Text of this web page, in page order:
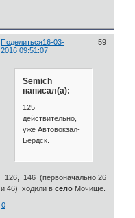
Поделиться 59
16-03-
2016 09:51:07
Semich
написал(а):
125
действительно,
уже Автовокзал-
Бердск.
126, 146 (первоначально 26
и 46) ходили всело Мочище.
0